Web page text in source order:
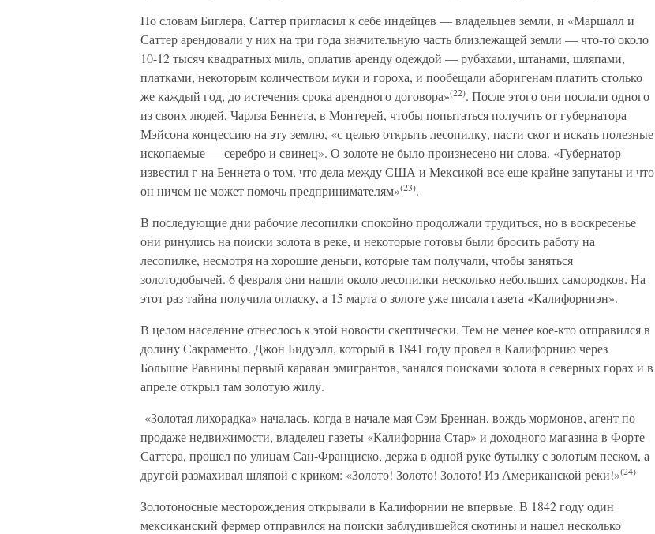
По словам Биглера, Саттер пригласил к себе индейцев — владельцев земли, и «Маршалл и
Саттер арендовали у них на три года значительную часть близлежащей земли — что-то около
10-12 тысяч квадратных миль, оплатив аренду одеждой — рубахами, штанами, шляпами,
платками, некоторым количеством муки и гороха, и пообещали аборигенам платить столько
же каждый год, до истечения срока арендного договора»(22). После этого они послали одного
из своих людей, Чарлза Беннета, в Монтерей, чтобы попытаться получить от губернатора
Мэйсона концессию на эту землю, «с целью открыть лесопилку, пасти скот и искать полезные
ископаемые — серебро и свинец». О золоте не было произнесено ни слова. «Губернатор
известил г-на Беннета о том, что дела между США и Мексикой все еще крайне запутаны и что
он ничем не может помочь предпринимателям»(23).
В последующие дни рабочие лесопилки спокойно продолжали трудиться, но в воскресенье
они ринулись на поиски золота в реке, и некоторые готовы были бросить работу на
лесопилке, несмотря на хорошие деньги, которые там получали, чтобы заняться
золотодобычей. 6 февраля они нашли около лесопилки несколько небольших самородков. На
этот раз тайна получила огласку, а 15 марта о золоте уже писала газета «Калифорниэн».
В целом население отнеслось к этой новости скептически. Тем не менее кое-кто отправился в
долину Сакраменто. Джон Бидуэлл, который в 1841 году провел в Калифорнию через
Большие Равнины первый караван эмигрантов, занялся поисками золота в северных горах и в
апреле открыл там золотую жилу.
«Золотая лихорадка» началась, когда в начале мая Сэм Бреннан, вождь мормонов, агент по
продаже недвижимости, владелец газеты «Калифорниа Стар» и доходного магазина в Форте
Саттера, прошел по улицам Сан-Франциско, держа в одной руке бутылку с золотым песком, а
другой размахивал шляпой с криком: «Золото! Золото! Золото! Из Американской реки!»(24)
Золотоносные месторождения открывали в Калифорнии не впервые. В 1842 году один
мексиканский фермер отправился на поиски заблудившейся скотины и нашел несколько